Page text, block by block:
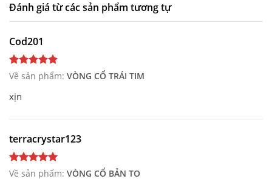
Đánh giá từ các sản phẩm tương tự
Cod201
Về sản phẩm: VÒNG CỔ TRÁI TIM
xịn
terracrystar123
Về sản phẩm: VÒNG CỔ BẢN TO